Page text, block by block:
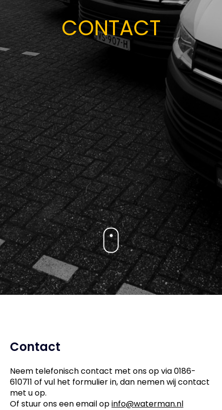
CONTACT
Contact
Neem telefonisch contact met ons op via 0186-
610711 of vul het formulier in, dan nemen wij contact
met u op.
Of stuur ons een email opinfo@waterman.nl